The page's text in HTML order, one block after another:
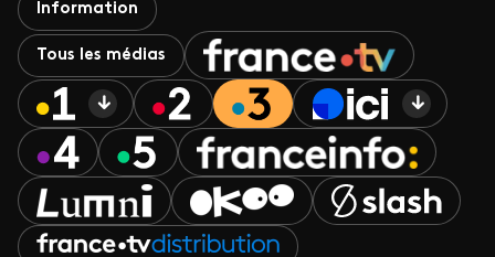
Information
Tous les médias